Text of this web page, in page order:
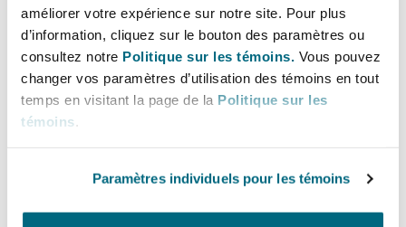
améliorer votre expérience sur notre site. Pour plus
d’information, cliquez sur le bouton des paramètres ou
consultez notre Politique sur les témoins. Vous pouvez
changer vos paramètres d’utilisation des témoins en tout
temps en visitant la page de la Politique sur les
témoins.
Paramètres individuels pour les témoins